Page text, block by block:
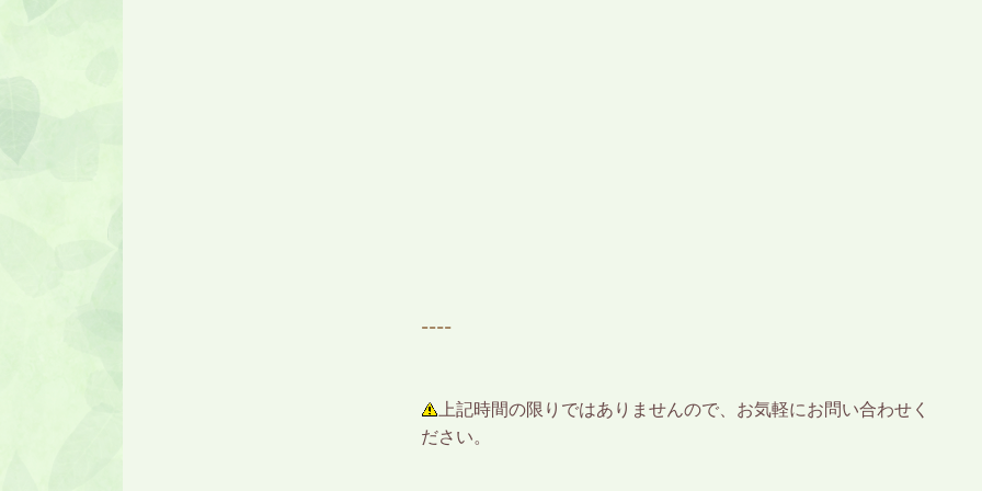
----
上記時間の限りではありませんので、お気軽にお問い合わせく
ださい。